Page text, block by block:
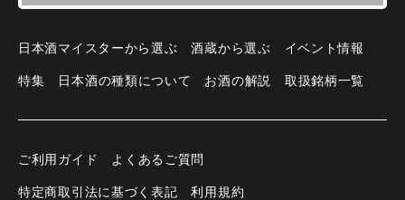
日本酒マイスターから選ぶ 酒蔵から選ぶ イベント情報
特集 日本酒の種類について お酒の解説 取扱銘柄一覧
ご利用ガイド よくあるご質問
特定商取引法に基づく表記 利用規約